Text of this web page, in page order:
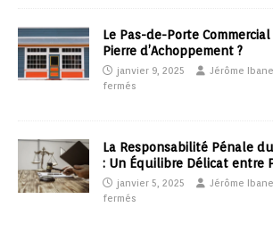
Le Pas-de-Porte
Pierre d’Achoppement ?
janvier 9, 2025 Jérôme
fermés
La Responsabilité Pénale
: Un Équilibre Délicat entre
janvier 5, 2025 Jérôme
fermés